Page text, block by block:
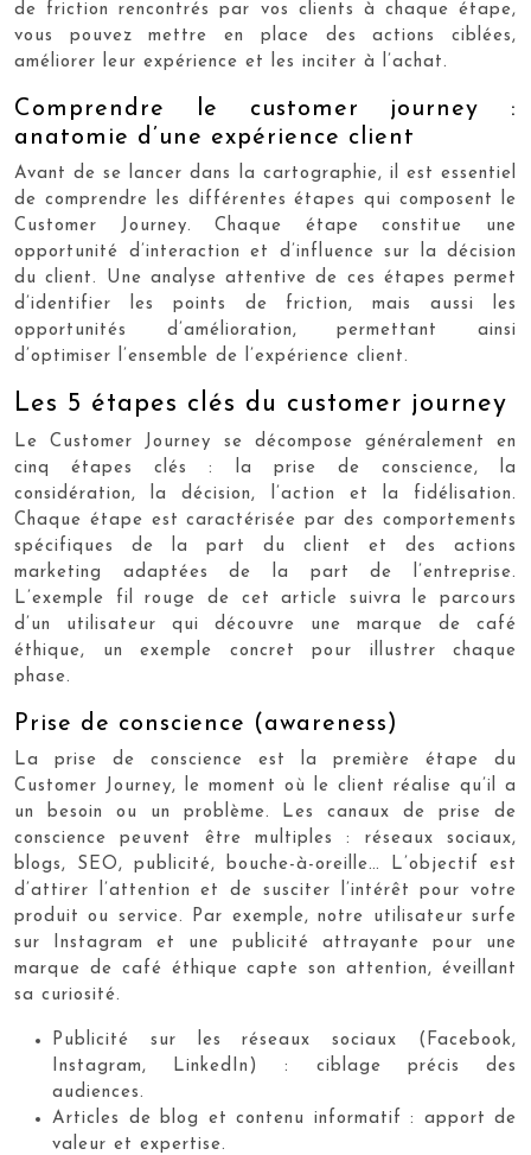
de friction rencontrés par vos clients à chaque étape,
vous pouvez mettre en place des actions ciblées,
améliorer leur expérience et les inciter à l’achat.
Comprendre le customer journey :
anatomie d’une expérience client
Avant de se lancer dans la cartographie, il est essentiel
de comprendre les différentes étapes qui composent le
Customer Journey. Chaque étape constitue une
opportunité d’interaction et d’influence sur la décision
du client. Une analyse attentive de ces étapes permet
d’identifier les points de friction, mais aussi les
opportunités d’amélioration, permettant ainsi
d’optimiser l’ensemble de l’expérience client.
Les 5 étapes clés du customer journey
Le Customer Journey se décompose généralement en
cinq étapes clés : la prise de conscience, la
considération, la décision, l’action et la fidélisation.
Chaque étape est caractérisée par des comportements
spécifiques de la part du client et des actions
marketing adaptées de la part de l’entreprise.
L’exemple fil rouge de cet article suivra le parcours
d’un utilisateur qui découvre une marque de café
éthique, un exemple concret pour illustrer chaque
phase.
Prise de conscience (awareness)
La prise de conscience est la première étape du
Customer Journey, le moment où le client réalise qu’il a
un besoin ou un problème. Les canaux de prise de
conscience peuvent être multiples : réseaux sociaux,
blogs, SEO, publicité, bouche-à-oreille… L’objectif est
d’attirer l’attention et de susciter l’intérêt pour votre
produit ou service. Par exemple, notre utilisateur surfe
sur Instagram et une publicité attrayante pour une
marque de café éthique capte son attention, éveillant
sa curiosité.
Publicité sur les réseaux sociaux (Facebook,
Instagram, LinkedIn) : ciblage précis des
audiences.
Articles de blog et contenu informatif : apport de
valeur et expertise.